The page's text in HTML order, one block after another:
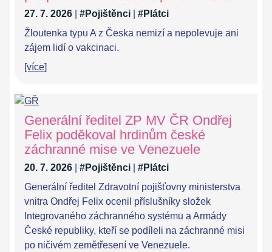
27. 7. 2026 #Pojištěnci
#Plátci
Žloutenka typu A z Česka nemizí a nepolevuje ani
zájem lidí o vakcinaci.
[více]
Generální ředitel ZP MV ČR Ondřej
Felix poděkoval hrdinům české
záchranné mise ve Venezuele
20. 7. 2026 #Pojištěnci
#Plátci
Generální ředitel Zdravotní pojišťovny ministerstva
vnitra Ondřej Felix ocenil příslušníky složek
Integrovaného záchranného systému a Armády
České republiky, kteří se podíleli na záchranné misi
po ničivém zemětřesení ve Venezuele.